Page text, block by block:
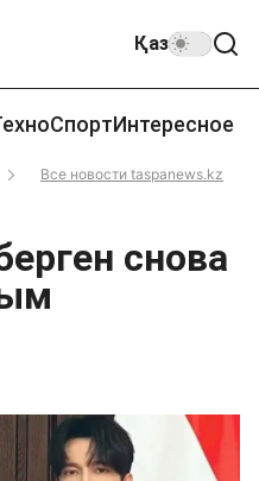
Қаз
СпортИнтересное
Все новости taspanews.kz
снова